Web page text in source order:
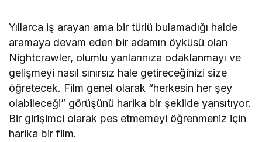
Yıllarca iş arayan ama bir türlü bulamadığı halde
aramaya devam eden bir adamın öyküsü olan
Nightcrawler, olumlu yanlarınıza odaklanmayı ve
gelişmeyi nasıl sınırsız hale getireceğinizi size
öğretecek. Film genel olarak “herkesin her şey
olabileceği” görüşünü harika bir şekilde yansıtıyor.
Bir girişimci olarak pes etmemeyi öğrenmeniz için
harika bir film.